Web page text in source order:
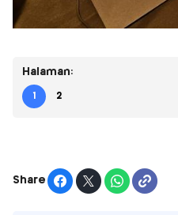
Halaman:
1 2
Share